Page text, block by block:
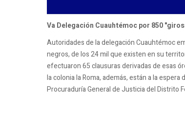
Va Delegación Cuauhtémoc por 850
Autoridades de la delegación Cuauhtémoc
negros, de los 24 mil que existen en su
efectuaron 65 clausuras derivadas de esas
la colonia la Roma, además, están a la
Procuraduría General de Justicia del Distrito